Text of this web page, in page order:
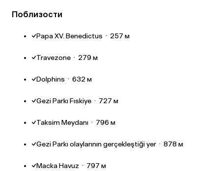
Поблизости
Papa XV. Benedictus · 257 м
Travezone · 279 м
Dolphins · 632 м
Gezi Parkı Fıskiye · 727 м
Taksim Meydanı · 796 м
Gezi Parkı olaylarının gerçekleştiği yer · 878 м
Macka Havuz · 797 м